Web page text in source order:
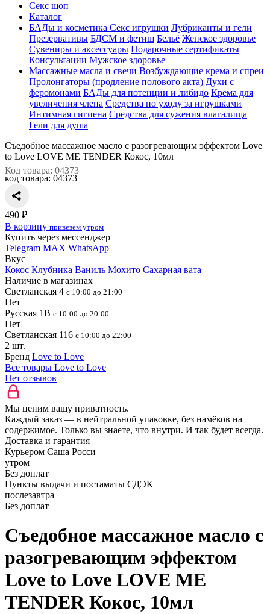
Секс шоп
Каталог
БАДы и косметика Секс игрушки Лубриканты и гели
Презервативы БДСМ и фетиш Бельё Женское здоровье
Сувениры и аксессуары Подарочные сертификаты
Консультации Мужское здоровье
Массажные масла и свечи Возбуждающие крема и спреи
Пролонгаторы (продление полового акта) Духи с
феромонами БАДы для потенции и либидо Крема для
увеличения члена Средства по уходу за игрушками
Интимная гигиена Средства для сужения влагалища
Гели для душа
Съедобное массажное масло с разогревающим эффектом Love
to Love LOVE ME TENDER Кокос, 10мл
Код товара: 04373
код товара: 04373
490 ₽
В корзину привезем утром
Купить через мессенджер
Telegram MAX WhatsApp
Вкус
Кокос Клубника Ваниль Мохито Сахарная вата
Наличие в магазинах
Светланская 4 с 10:00 до 21:00
Нет
Русская 1В с 10:00 до 20:00
Нет
Светланская 116 с 10:00 до 22:00
2 шт.
Бренд Love to Love
Все товары Love to Love
Нет отзывов
Мы ценим вашу приватность.
Каждый заказ — в нейтральной упаковке, без намёков на
содержимое. Только вы знаете, что внутри. И так будет всегда.
Доставка и гарантия
Курьером Саша Росси
утром
Без доплат
Пункты выдачи и постаматы СДЭК
послезавтра
Без доплат
Съедобное массажное масло с
разогревающим эффектом
Love to Love LOVE ME
TENDER Кокос, 10мл